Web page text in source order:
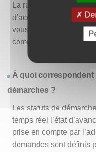
La rubrique «
d’accéder à la liste des
vous pouvez choisir la
commencer à la remplir
À quoi correspondent
démarches ?
Les statuts de
temps réel l’état
prise en compte par
demandes sont définis